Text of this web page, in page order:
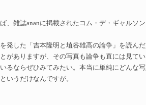
、雑誌ananに掲載されたコム・デ・ギャルソ
発した「吉本隆明と埴谷雄高の論争」を読ん
がありますが、その写真も論争も直には見て
るならぜひみてみたい。本当に単純にどんな
いうだけなんですが。